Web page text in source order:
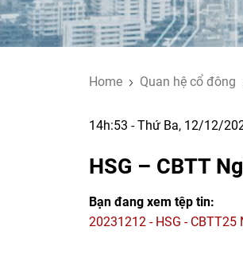
Home Quan hệ cổ đông
14h:53 - Thứ Ba, 12/12/
HSG – CBTT
Bạn đang xem tệp tin:
20231212 - HSG -